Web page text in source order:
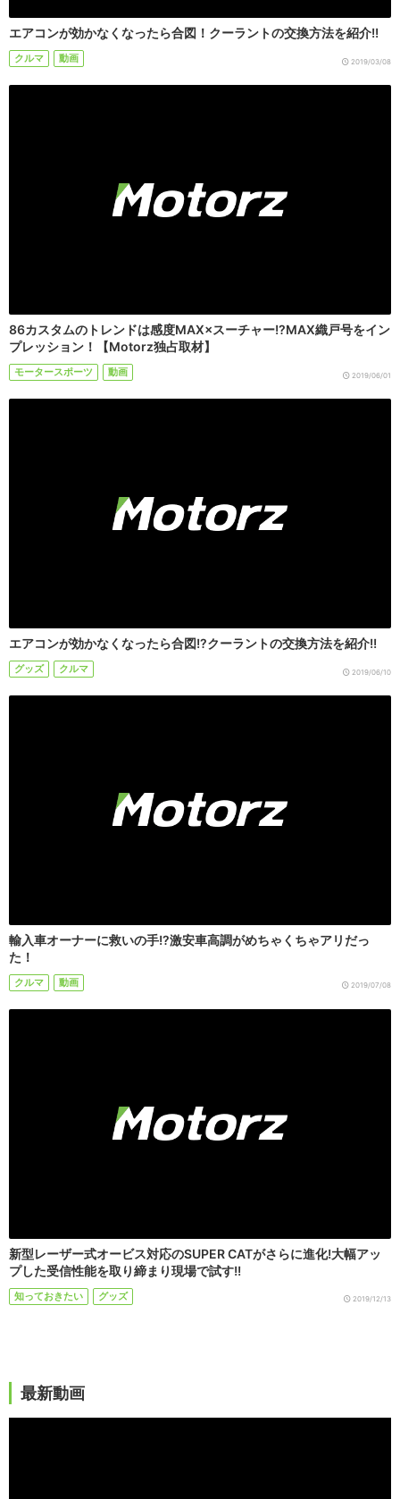
エアコンが効かなくなったら合図！クーラントの交換方法を紹介!!
クルマ 動画 2019/03/08
86カスタムのトレンドは感度MAX×スーチャー!?MAX織戸号をイン
プレッション！【Motorz独占取材】
モータースポーツ 動画 2019/06/01
エアコンが効かなくなったら合図!?クーラントの交換方法を紹介!!
グッズ クルマ 2019/06/10
輸入車オーナーに救いの手!?激安車高調がめちゃくちゃアリだっ
た！
クルマ 動画 2019/07/08
新型レーザー式オービス対応のSUPER CATがさらに進化!大幅アッ
プした受信性能を取り締まり現場で試す!!
知っておきたい グッズ 2019/12/13
最新動画